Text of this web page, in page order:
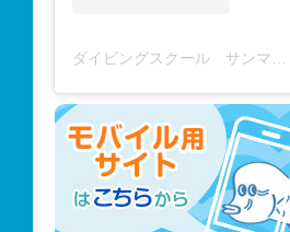
ダイビングスクール サンマーレ / diving school(@diving_school_sanmare)がシェアした投稿